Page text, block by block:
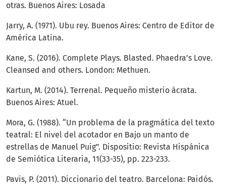
otras. Buenos Aires: Losada
Jarry, A. (1971). Ubu rey. Buenos Aires: Centro de Editor de
América Latina.
Kane, S. (2016). Complete Plays. Blasted. Phaedra’s Love.
Cleansed and others. London: Methuen.
Kartun, M. (2014). Terrenal. Pequeño misterio ácrata.
Buenos Aires: Atuel.
Mora, G. (1988). “Un problema de la pragmática del texto
teatral: El nivel del acotador en Bajo un manto de
estrellas de Manuel Puig”. Dispositio: Revista Hispánica
de Semiótica Literaria, 11(33-35), pp. 223-233.
Pavis, P. (2011). Diccionario del teatro. Barcelona: Paidós.